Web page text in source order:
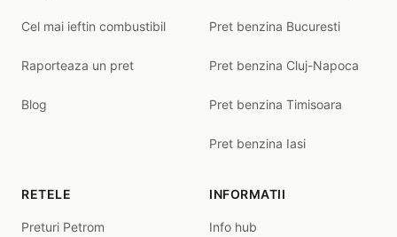
Cel mai ieftin combustibil
Raporteaza un pret
Blog
Pret benzina Bucuresti
Pret benzina Cluj-Napoca
Pret benzina Timisoara
Pret benzina Iasi
RETELE
Preturi Petrom
INFORMATII
Info hub